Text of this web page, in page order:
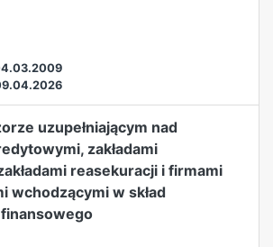
uzupełniającym nad
zakładami
reasekuracji i firmami
wchodzącymi w skład